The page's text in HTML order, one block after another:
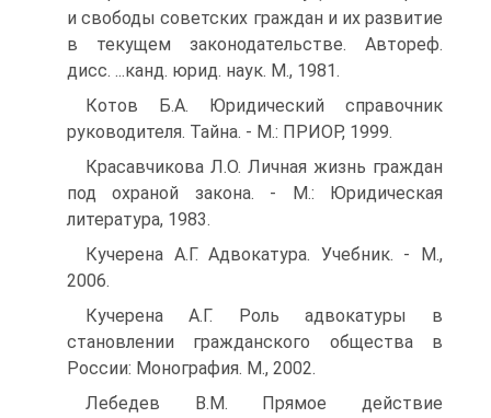
и свободы советских граждан и их развитие
в текущем законодательстве. Автореф.
дисс. ...канд. юрид. наук. М., 1981.
Котов Б.А. Юридический справочник
руководителя. Тайна. - М.: ПРИОР, 1999.
Красавчикова Л.О. Личная жизнь граждан
под охраной закона. - М.: Юридическая
литература, 1983.
Кучерена А.Г. Адвокатура. Учебник. - М.,
2006.
Кучерена А.Г. Роль адвокатуры в
становлении гражданского общества в
России: Монография. М., 2002.
Лебедев В.М. Прямое действие